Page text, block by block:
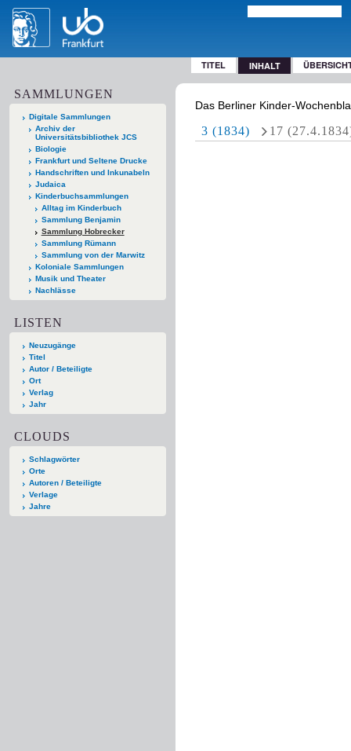
TITEL INHALT
SAMMLUNGEN
Digitale Sammlungen
Archiv der
Universitätsbibliothek JCS
Biologie
Frankfurt und Seltene Drucke
Handschriften und Inkunabeln
Judaica
Kinderbuchsammlungen
Alltag im Kinderbuch
Sammlung Benjamin
Sammlung Hobrecker
Sammlung Rümann
Sammlung von der Marwitz
Koloniale Sammlungen
Musik und Theater
Nachlässe
LISTEN
Neuzugänge
Titel
Autor / Beteiligte
Ort
Verlag
Jahr
CLOUDS
Schlagwörter
Orte
Autoren / Beteiligte
Verlage
Jahre
Das Berliner Kinder-
3 (1834) 17